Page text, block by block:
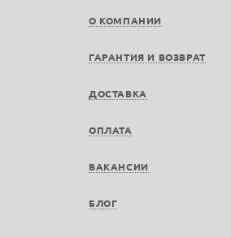
О КОМПАНИИ
ГАРАНТИЯ И ВОЗВРАТ
ДОСТАВКА
ОПЛАТА
ВАКАНСИИ
БЛОГ